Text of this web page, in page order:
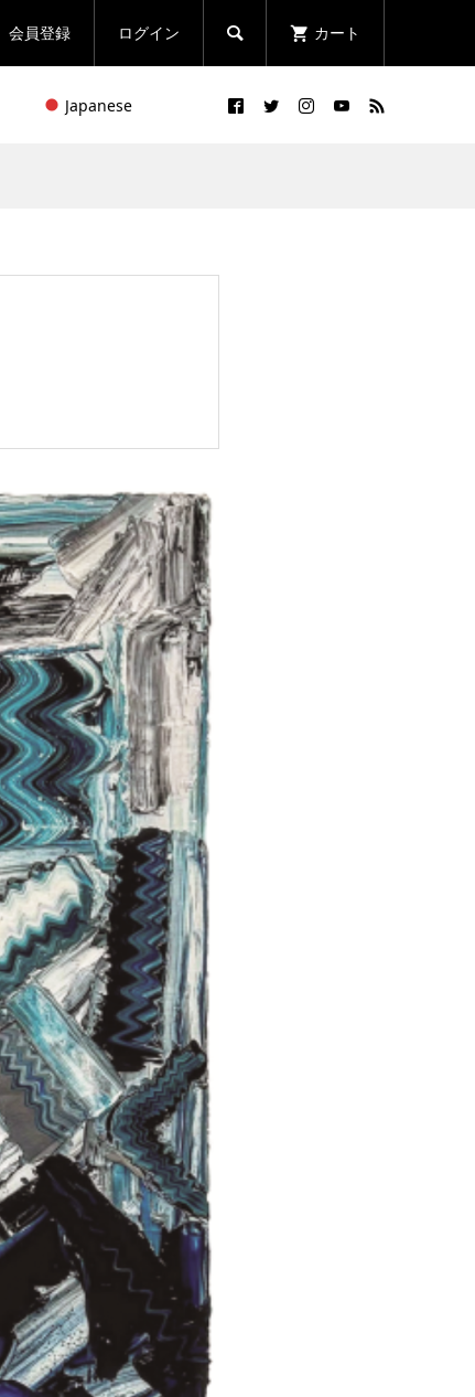
会員登録 ログイン  カート
Japanese